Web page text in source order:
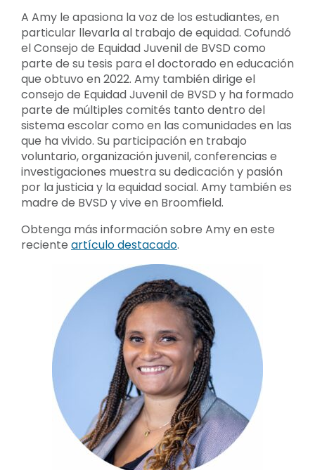
A Amy le apasiona la voz de los estudiantes, en
particular llevarla al trabajo de equidad. Cofundó
el Consejo de Equidad Juvenil de BVSD como
parte de su tesis para el doctorado en educación
que obtuvo en 2022. Amy también dirige el
consejo de Equidad Juvenil de BVSD y ha formado
parte de múltiples comités tanto dentro del
sistema escolar como en las comunidades en las
que ha vivido. Su participación en trabajo
voluntario, organización juvenil, conferencias e
investigaciones muestra su dedicación y pasión
por la justicia y la equidad social. Amy también es
madre de BVSD y vive en Broomfield.
Obtenga más información sobre Amy en este
reciente artículo destacado.